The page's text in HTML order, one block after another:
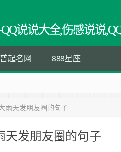
说说大全,伤感说说
起名网 888星座
雨天发朋友圈的句子
天发朋友圈的句子